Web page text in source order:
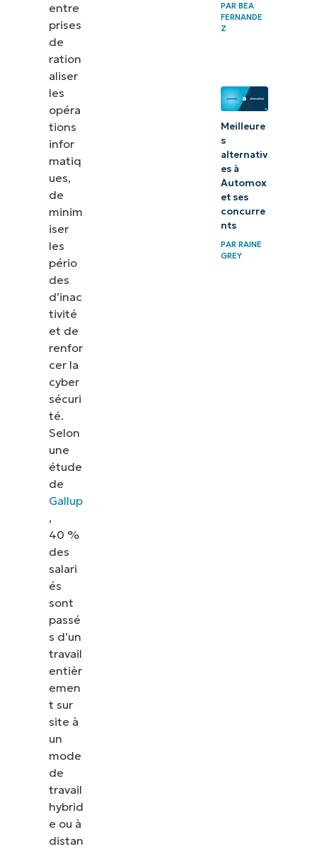
entre
prises
de
ration
aliser
les
opéra
tions
infor
matiq
ues,
de
minim
iser
les
pério
des
d’inac
tivité
et de
renfor
cer la
cyber
sécuri
té.
Selon
une
étude
de
Gallup
,
40 %
des
salari
és
sont
passé
s d’un
travail
entièr
emen
t sur
site à
un
mode
de
travail
hybrid
e ou à
distan
PAR BEA
FERNANDE
Z
Meilleure
s
alternativ
es à
Automox
et ses
concurre
nts
PAR RAINE
GREY